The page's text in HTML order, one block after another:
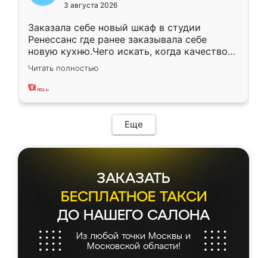
3 августа 2026
Заказала себе новый шкаф в студии
Ренессанс где ранее заказывала себе
новую кухню.Чего искать, когда качеством
вполне довольна. Служит кухня уже почти
два года, нареканий нет.
Читать полностью
Еще
ЗАКАЗАТЬ
БЕСПЛАТНОЕ ТАКСИ
ДО НАШЕГО САЛОНА
Из любой точки Москвы и
Московской области!